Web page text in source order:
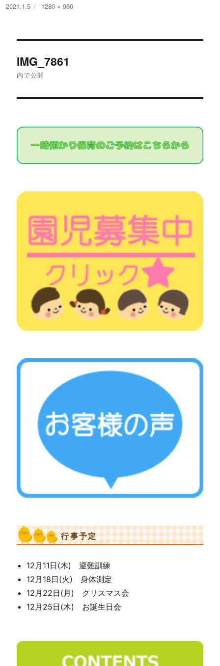
投
2021.1.5
フ
1280 × 960
稿
ゲ
ョ
ン
IMG_7861
内で公開
行事予定
12月11日(木) 避難訓練
12月18日(火) 身体測定
12月22日(月) クリスマス会
12月25日(木) お誕生日会